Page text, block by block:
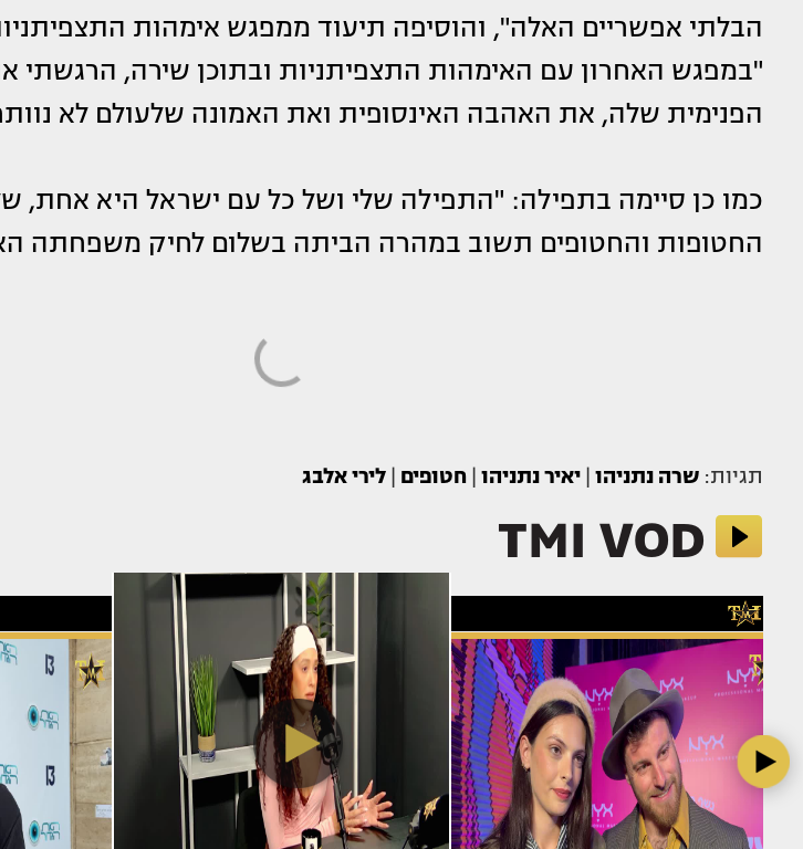
הבלתי אפשריים האלה", והוסיפה תיעוד ממפגש אימהות
"במפגש האחרון עם האימהות התצפיתניות ובתוכן שירה, הרגשתי
הפנימית שלה, את האהבה האינסופית ואת האמונה שלעולם לא
כמו כן סיימה בתפילה: "התפילה שלי ושל כל עם ישראל היא אחת,
החטופות והחטופים תשוב במהרה הביתה בשלום לחיק משפחתה
תגיות:שרה נתניהו יאיר נתניהו חטופים לירי אלבג
TMI VOD